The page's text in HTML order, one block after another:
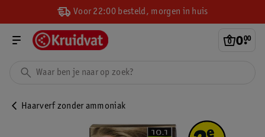
Voor 22:00 besteld, morgen in huis
0.
00
Haarverf zonder ammoniak